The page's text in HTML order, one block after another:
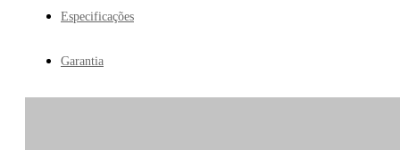
Especificações
Garantia